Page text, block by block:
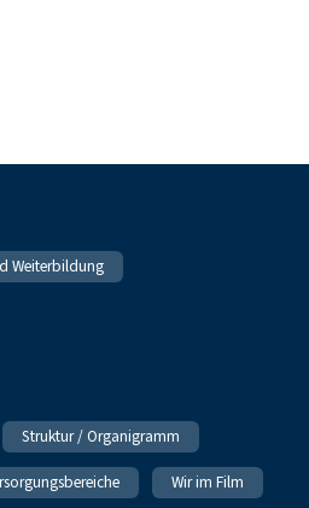
Weiterbildung
Struktur / Organigramm
Wir im Film